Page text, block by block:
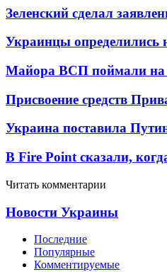
Зеленский сделал
Украинцы определились
Майора ВСП поймали
Присвоение средств
Украина поставила
В Fire Point сказали,
Читать комментарии
Новости Украины
Последние
Популярные
Комментируемые